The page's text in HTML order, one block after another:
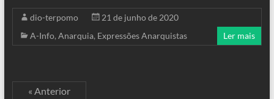
dio-terpomo
21 de junho de 2020
A-Info, Anarquia, Expressões Anarquistas Ler mais
« Anterior